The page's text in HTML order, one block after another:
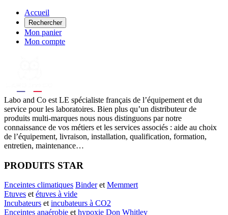
Accueil
Rechercher
Mon panier
Mon compte
Labo and Co est LE spécialiste français de l’équipement et du
service pour les laboratoires. Bien plus qu’un distributeur de
produits multi-marques nous nous distinguons par notre
connaissance de vos métiers et les services associés : aide au choix
de l’équipement, livraison, installation, qualification, formation,
entretien, maintenance…
PRODUITS STAR
Enceintes climatiques Binderet Memmert
Etuves et étuves à vide
Incubateurs et incubateurs à CO2
Enceintes anaérobie et hypoxie Don Whitley